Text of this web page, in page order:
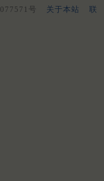
号 关于本站
联